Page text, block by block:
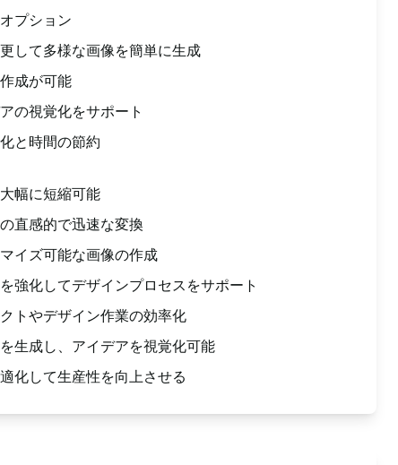
プション
して多様な画像を簡単に生成
成が可能
の視覚化をサポート
と時間の節約
幅に短縮可能
直感的で迅速な変換
イズ可能な画像の作成
強化してデザインプロセスをサポート
トやデザイン作業の効率化
生成し、アイデアを視覚化可能
化して生産性を向上させる